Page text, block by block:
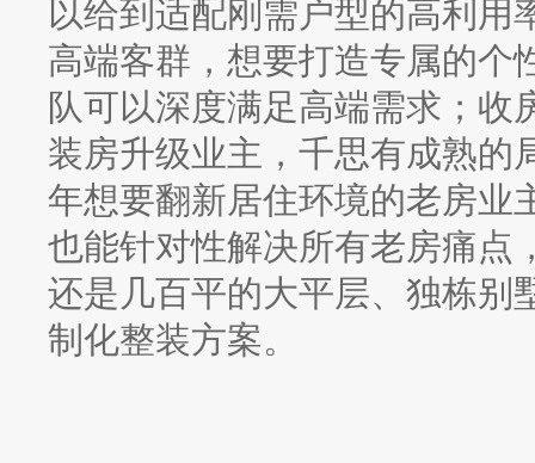
以给到适配刚需户型的高利用
高端客群，想要打造专属的个
队可以深度满足高端需求；收
装房升级业主，千思有成熟的
年想要翻新居住环境的老房业
也能针对性解决所有老房痛点
还是几百平的大平层、独栋别
制化整装方案。